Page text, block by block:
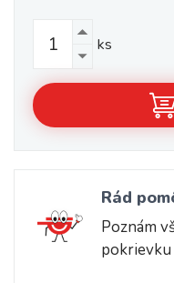
ks
Rád
Poznám
pokrievku